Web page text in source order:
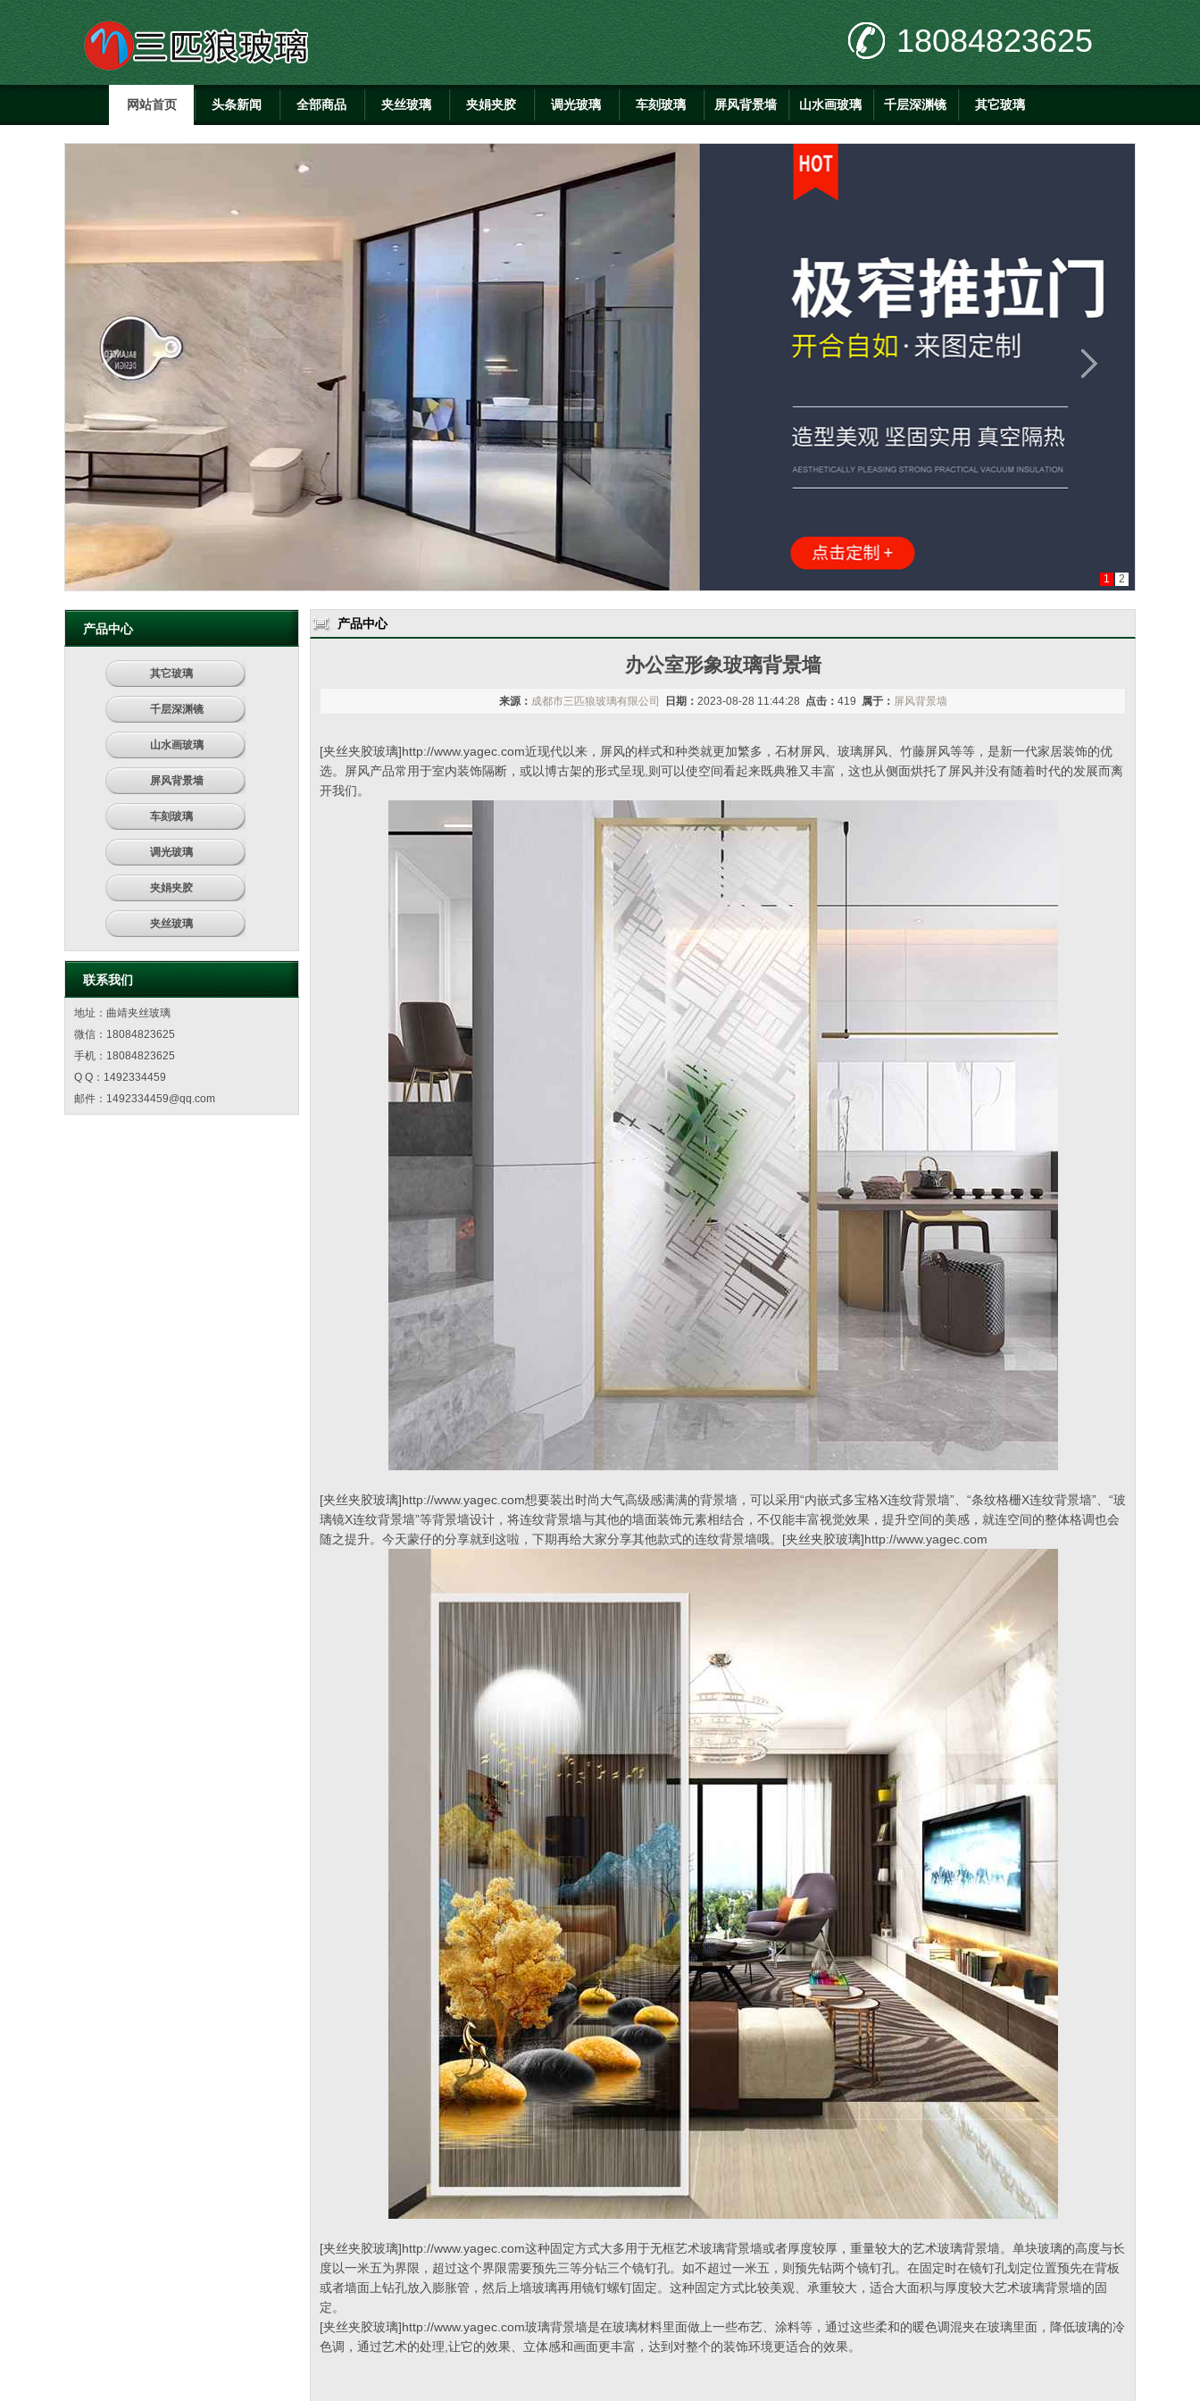
18084823625
网站首页 头条新闻 全部商品 夹丝玻璃 夹娟夹胶 调光玻璃 车刻玻璃 屏风背景墙 山水画玻璃 千层深渊镜 其它玻璃
1 2
产品中心
其它玻璃
千层深渊镜
山水画玻璃
屏风背景墙
车刻玻璃
调光玻璃
夹娟夹胶
夹丝玻璃
联系我们
地址：曲靖夹丝玻璃
微信：18084823625
手机：18084823625
Q Q：1492334459
邮件： 1492334459@qq.com
产品中心
办公室形象玻璃背景墙
来源： 成都市三匹狼玻璃有限公司 日期： 2023-08-28 11:44:28 点击： 419 属于： 屏风背景墙
[夹丝夹胶玻璃]http://www.yagec.com近现代以来，屏风的样式和种类就更加繁多，石材屏风、玻璃屏风、竹藤屏风等等，是新一代家居装饰的优
选。屏风产品常用于室内装饰隔断，或以博古架的形式呈现,则可以使空间看起来既典雅又丰富，这也从侧面烘托了屏风并没有随着时代的发展而离
开我们。
[夹丝夹胶玻璃]http://www.yagec.com想要装出时尚大气高级感满满的背景墙，可以采用“内嵌式多宝格X连纹背景墙”、“条纹格栅X连纹背景墙”、“玻
璃镜X连纹背景墙”等背景墙设计，将连纹背景墙与其他的墙面装饰元素相结合，不仅能丰富视觉效果，提升空间的美感，就连空间的整体格调也会
随之提升。今天蒙仔的分享就到这啦，下期再给大家分享其他款式的连纹背景墙哦。[夹丝夹胶玻璃]http://www.yagec.com
[夹丝夹胶玻璃]http://www.yagec.com这种固定方式大多用于无框艺术玻璃背景墙或者厚度较厚，重量较大的艺术玻璃背景墙。单块玻璃的高度与长
度以一米五为界限，超过这个界限需要预先三等分钻三个镜钉孔。如不超过一米五，则预先钻两个镜钉孔。在固定时在镜钉孔划定位置预先在背板
或者墙面上钻孔放入膨胀管，然后上墙玻璃再用镜钉螺钉固定。这种固定方式比较美观、承重较大，适合大面积与厚度较大艺术玻璃背景墙的固
定。
[夹丝夹胶玻璃]http://www.yagec.com玻璃背景墙是在玻璃材料里面做上一些布艺、涂料等，通过这些柔和的暖色调混夹在玻璃里面，降低玻璃的冷
色调，通过艺术的处理,让它的效果、立体感和画面更丰富，达到对整个的装饰环境更适合的效果。